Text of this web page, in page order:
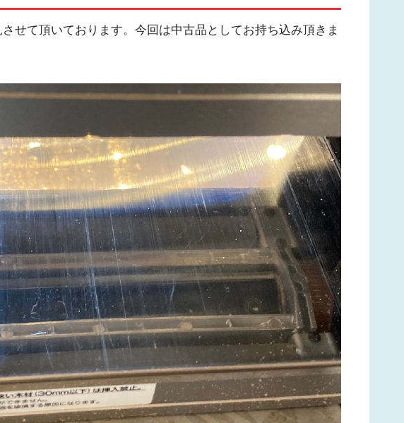
せて頂いております。今回は中古品としてお持ち込み頂きま